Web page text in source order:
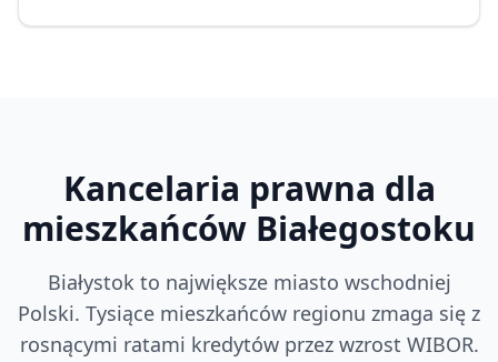
Kancelaria prawna dla
mieszkańców Białegostoku
Białystok to największe miasto wschodniej
Polski. Tysiące mieszkańców regionu zmaga się z
rosnącymi ratami kredytów przez wzrost WIBOR.